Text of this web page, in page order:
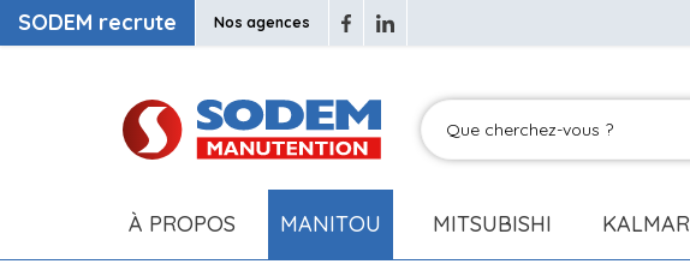
SODEM recrute Nos agences
À PROPOS MANITOU MITSUBISHI KALMAR